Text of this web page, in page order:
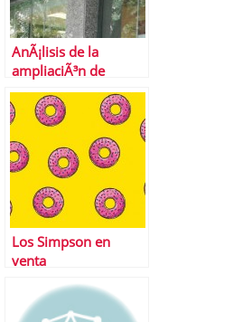
AnÃ¡lisis de la
ampliaciÃ³n de
capital de Popular y
de sus convertibles
Los Simpson en
venta